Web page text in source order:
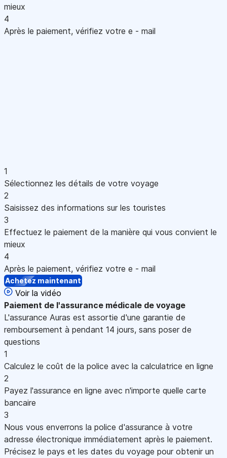
mieux
4
Après le paiement, vérifiez votre e - mail
1
Sélectionnez les détails de votre voyage
2
Saisissez des informations sur les touristes
3
Effectuez le paiement de la manière qui vous convient le
mieux
4
Après le paiement, vérifiez votre e - mail
Achetez maintenant
Voir la vidéo
Paiement de l'assurance médicale de voyage
L'assurance Auras est assortie d'une garantie de
remboursement à pendant 14 jours, sans poser de
questions
1
Calculez le coût de la police avec la calculatrice en ligne
2
Payez l'assurance en ligne avec n'importe quelle carte
bancaire
3
Nous vous enverrons la police d'assurance à votre
adresse électronique immédiatement après le paiement.
Précisez le pays et les dates du voyage pour obtenir un